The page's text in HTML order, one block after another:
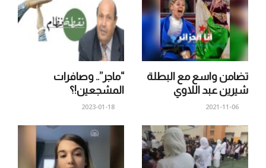
“ماجر”.. وصافرات
المشجعين!؟
2023-01-18
تضامن واسع مع البطلة
شيرين عبد اللاوي
2021-11-06